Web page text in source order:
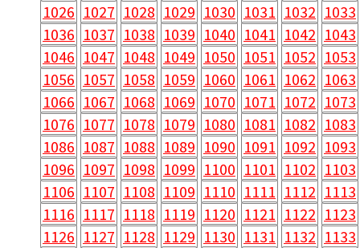
1026 1027 1028 1029 1030 1031 1032 1033
1036 1037 1038 1039 1040 1041 1042 1043
1046 1047 1048 1049 1050 1051 1052 1053
1056 1057 1058 1059 1060 1061 1062 1063
1066 1067 1068 1069 1070 1071 1072 1073
1076 1077 1078 1079 1080 1081 1082 1083
1086 1087 1088 1089 1090 1091 1092 1093
1096 1097 1098 1099 1100 1101 1102 1103
1106 1107 1108 1109 1110 1111 1112 1113
1116 1117 1118 1119 1120 1121 1122 1123
1126 1127 1128 1129 1130 1131 1132 1133